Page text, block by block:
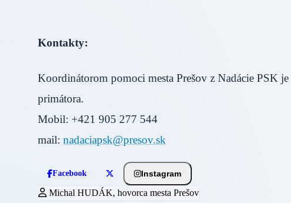
Kontakty:
Koordinátorom pomoci mesta Prešov z Nadácie PSK je
primátora.
Mobil: +421 905 277 544
mail: nadaciapsk@presov.sk
Facebook Instagram
Michal HUDÁK, hovorca mesta Prešov